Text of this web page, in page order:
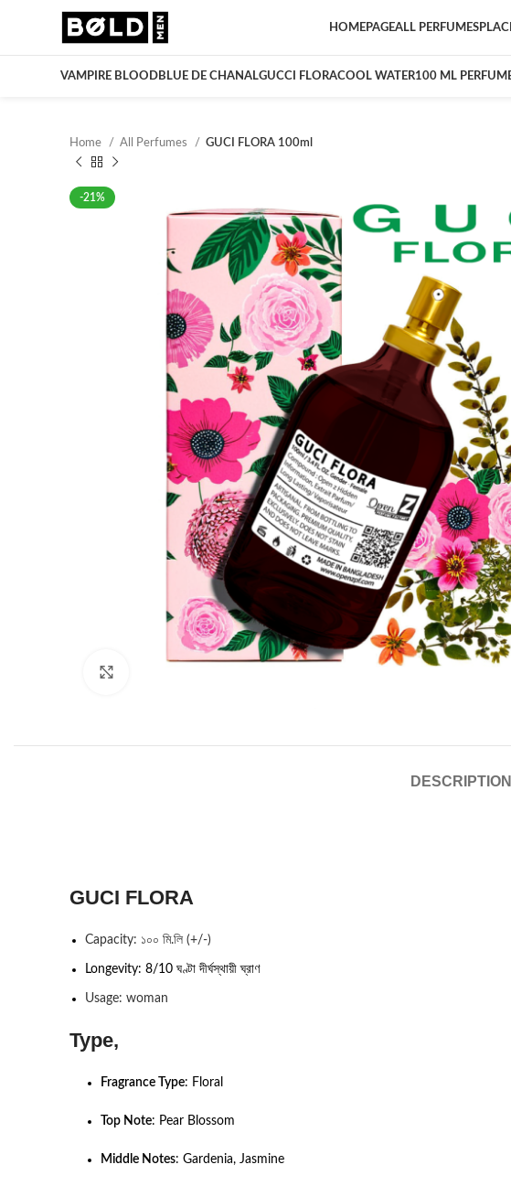
HOMEPAGEALL PERFUMES
VAMPIRE BLOODBLUE DE CHANALGUCCI FLORACOOL WATER100 ML
Home All Perfumes GUCI FLORA 100ml
-21%
DESCRIPTION
GUCI FLORA
Capacity: ১০০ মি.লি (+/-)
Longevity: 8/10 ঘণ্টা দীর্ঘস্থায়ী ঘ্রাণ
Usage: woman
Type,
Fragrance Type: Floral
Top Note: Pear Blossom
Middle Notes: Gardenia, Jasmine